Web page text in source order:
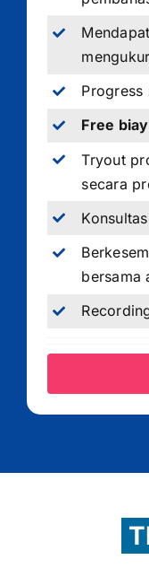
Progress
Free
Tryout
secara
bersama